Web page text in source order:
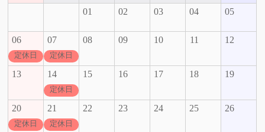
01 02 03 04 05
06
定休日
07
定休日
08 09 10 11 12
13 14
定休日
15 16 17 18 19
20
定休日
21
定休日
22 23 24 25 26